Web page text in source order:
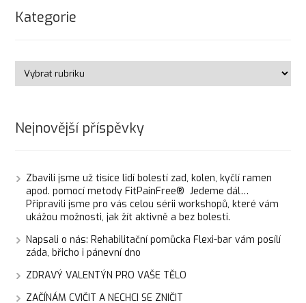
Kategorie
Nejnovější příspěvky
Zbavili jsme už tisíce lidí bolestí zad, kolen, kyčlí ramen
apod. pomocí metody FitPainFree® Jedeme dál…
Připravili jsme pro vás celou sérii workshopů, které vám
ukážou možnosti, jak žít aktivně a bez bolesti.
Napsali o nás: Rehabilitační pomůcka Flexi-bar vám posílí
záda, břicho i pánevní dno
ZDRAVÝ VALENTÝN PRO VAŠE TĚLO
ZAČÍNÁM CVIČIT A NECHCI SE ZNIČIT